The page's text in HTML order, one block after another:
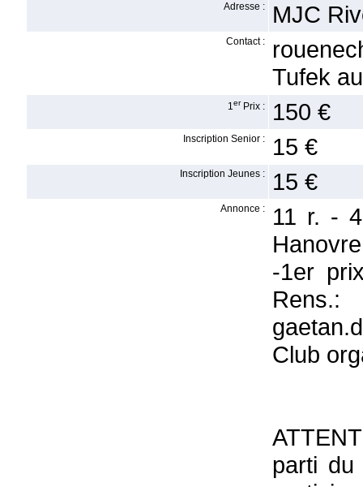
Adresse : MJC
Contact :
Tufek
1er Prix : 150 €
Inscription Senior : 15 €
Inscription Jeunes : 15 €
Annonce :
11 r. -
-1er
Club
parti du